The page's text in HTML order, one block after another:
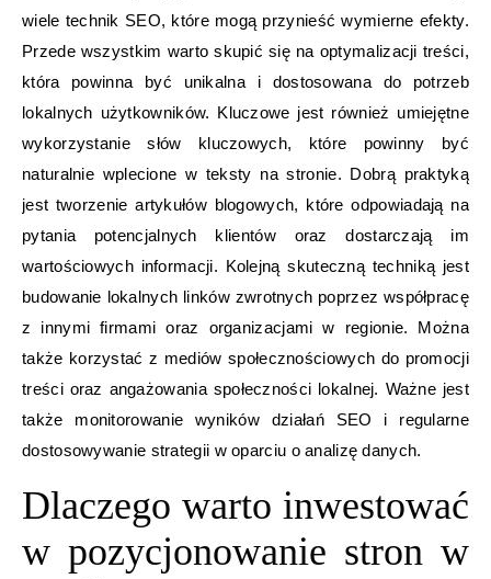
wiele technik SEO, które mogą przynieść wymierne efekty.
Przede wszystkim warto skupić się na optymalizacji treści,
która powinna być unikalna i dostosowana do potrzeb
lokalnych użytkowników. Kluczowe jest również umiejętne
wykorzystanie słów kluczowych, które powinny być
naturalnie wplecione w teksty na stronie. Dobrą praktyką
jest tworzenie artykułów blogowych, które odpowiadają na
pytania potencjalnych klientów oraz dostarczają im
wartościowych informacji. Kolejną skuteczną techniką jest
budowanie lokalnych linków zwrotnych poprzez współpracę
z innymi firmami oraz organizacjami w regionie. Można
także korzystać z mediów społecznościowych do promocji
treści oraz angażowania społeczności lokalnej. Ważne jest
także monitorowanie wyników działań SEO i regularne
dostosowywanie strategii w oparciu o analizę danych.
Dlaczego warto inwestować
w pozycjonowanie stron w